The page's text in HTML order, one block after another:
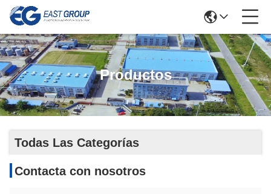
Productos
Todas Las Categorías
Contacta con nosotros